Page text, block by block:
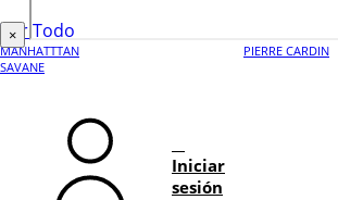
Ver Todo
MANHATTTAN
PIERRE CARDIN
SAVANE
Iniciar
sesión
×
Hablar con asesor